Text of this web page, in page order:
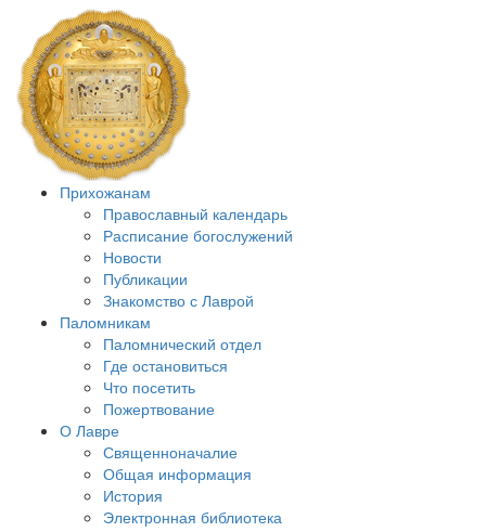
Прихожанам
Православный календарь
Расписание богослужений
Новости
Публикации
Знакомство с Лаврой
Паломникам
Паломнический отдел
Где остановиться
Что посетить
Пожертвование
О Лавре
Священноначалие
Общая информация
История
Электронная библиотека